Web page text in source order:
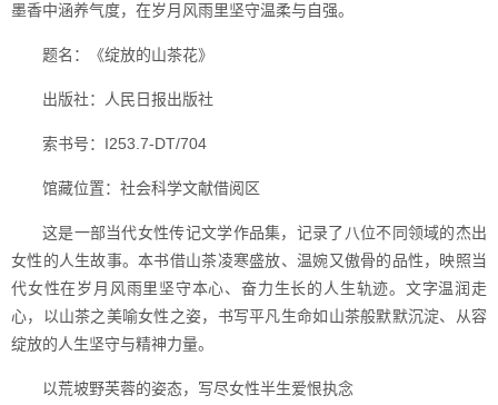
墨香中涵养气度，在岁月风雨里坚守温柔与自强。
题名：《绽放的山茶花》
出版社：人民日报出版社
索书号：I253.7-DT/704
馆藏位置：社会科学文献借阅区
这是一部当代女性传记文学作品集，记录了八位不同领域的杰出
女性的人生故事。本书借山茶凌寒盛放、温婉又傲骨的品性，映照当
代女性在岁月风雨里坚守本心、奋力生长的人生轨迹。文字温润走
心，以山茶之美喻女性之姿，书写平凡生命如山茶般默默沉淀、从容
绽放的人生坚守与精神力量。
以荒坡野芙蓉的姿态，写尽女性半生爱恨执念